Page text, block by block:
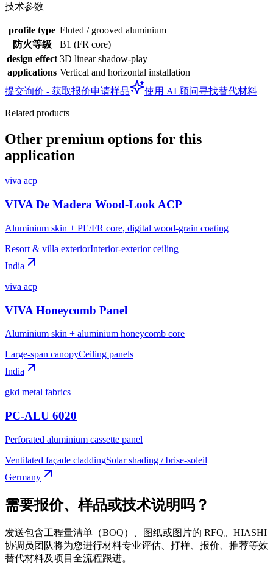
技术参数
profile type Fluted / grooved aluminium
防火等级
B1 (FR core)
design effect 3D linear shadow-play
applications Vertical and horizontal installation
提交询价 - 获取报价申请样品 使用 AI 顾问寻找替代材料
Related products
Other premium options for this
application
viva acp
VIVA De Madera Wood-Look ACP
Aluminium skin + PE/FR core, digital wood-grain coating
Resort & villa exteriorInterior-exterior ceiling
India
viva acp
VIVA Honeycomb Panel
Aluminium skin + aluminium honeycomb core
Large-span canopyCeiling panels
India
gkd metal fabrics
PC-ALU 6020
Perforated aluminium cassette panel
Ventilated façade claddingSolar shading / brise-soleil
Germany
需要报价、样品或技术说明吗？
发送包含工程量清单（BOQ）、图纸或图片的 RFQ。HIASHI
协调员团队将为您进行材料专业评估、打样、报价、推荐等效
替代材料及项目全流程跟进。